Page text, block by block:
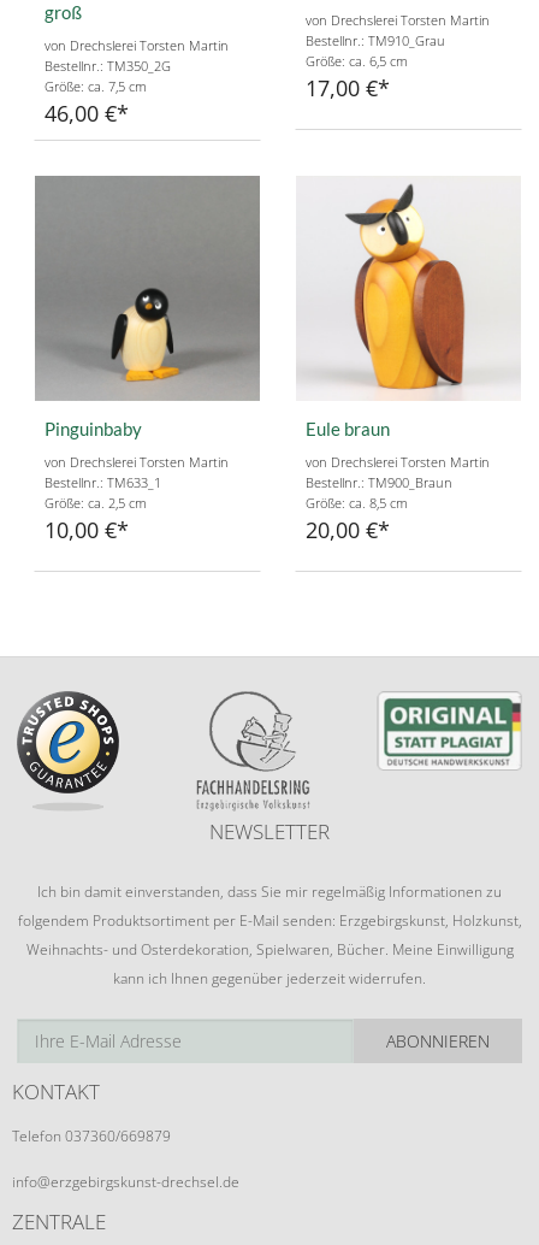
groß
von Drechslerei Torsten Martin
Bestellnr.: TM350_2G
Größe: ca. 7,5 cm
46,00 €
von Drechslerei Torsten Martin
Bestellnr.: TM910_Grau
Größe: ca. 6,5 cm
17,00 €
Pinguinbaby
von Drechslerei Torsten Martin
Bestellnr.: TM633_1
Größe: ca. 2,5 cm
10,00 €
Eule braun
von Drechslerei Torsten Martin
Bestellnr.: TM900_Braun
Größe: ca. 8,5 cm
20,00 €
NEWSLETTER
Ich bin damit einverstanden, dass Sie mir regelmäßig Informationen zu
folgendem Produktsortiment per E-Mail senden: Erzgebirgskunst, Holzkunst,
Weihnachts- und Osterdekoration, Spielwaren, Bücher. Meine Einwilligung
kann ich Ihnen gegenüber jederzeit widerrufen.
ABONNIEREN
KONTAKT
Telefon 037360/669879
info@erzgebirgskunst-drechsel.de
ZENTRALE